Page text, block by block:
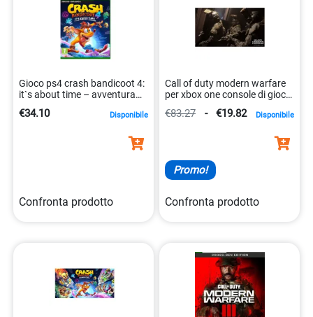
Gioco ps4 crash bandicoot 4:
it`s about time – avventura
€34.10 Disponibile
Confronta prodotto
Call of duty modern warfare
per xbox one console di gioco
€83.27 - €19.82 Disponibile
Promo!
Confronta prodotto